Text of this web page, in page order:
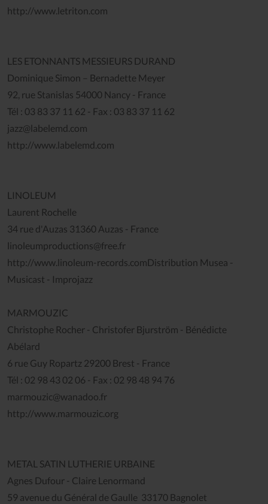
http://www.letriton.com
LES ETONNANTS MESSIEURS DURAND
Dominique Simon – Bernadette Meyer
92, rue Stanislas 54000 Nancy - France
Tél : 03 83 37 11 62 - Fax : 03 83 37 11 62
jazz@labelemd.com
http://www.labelemd.com
LINOLEUM
Laurent Rochelle
34 rue d'Auzas 31360 Auzas - France
linoleumproductions@free.fr
http://www.linoleum-records.comDistribution Musea -
Musicast - Improjazz
MARMOUZIC
Christophe Rocher - Christofer Bjurström - Bénédicte
Abélard
6 rue Guy Ropartz 29200 Brest - France
Tél : 02 98 43 02 06 - Fax : 02 98 48 94 76
marmouzic@wanadoo.fr
http://www.marmouzic.org
METAL SATIN LUTHERIE URBAINE
Agnes Dufour - Claire Lenormand
59 avenue du Général de Gaulle 33170 Bagnolet